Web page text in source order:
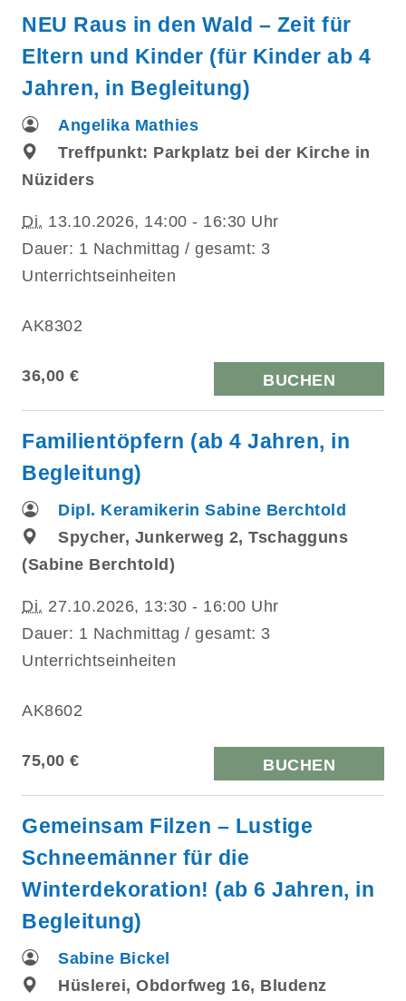
NEU Raus in den Wald – Zeit für
Eltern und Kinder (für Kinder ab 4
Jahren, in Begleitung)
Angelika Mathies
Treffpunkt: Parkplatz bei der Kirche in
Nüziders
Di. 13.10.2026, 14:00 - 16:30 Uhr
Dauer: 1 Nachmittag / gesamt: 3
Unterrichtseinheiten
AK8302
36,00 € BUCHEN
Familientöpfern (ab 4 Jahren, in
Begleitung)
Dipl. Keramikerin Sabine Berchtold
Spycher, Junkerweg 2, Tschagguns
(Sabine Berchtold)
Di. 27.10.2026, 13:30 - 16:00 Uhr
Dauer: 1 Nachmittag / gesamt: 3
Unterrichtseinheiten
AK8602
75,00 € BUCHEN
Gemeinsam Filzen – Lustige
Schneemänner für die
Winterdekoration! (ab 6 Jahren, in
Begleitung)
Sabine Bickel
Hüslerei, Obdorfweg 16, Bludenz